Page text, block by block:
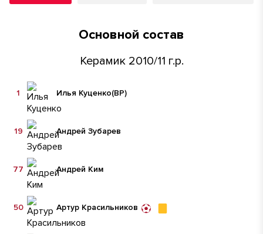
Основной состав
Керамик 2010/11 г.р.
Илья Куценко(ВР)
1
Андрей Зубарев
19
Андрей Ким
77
Артур Красильников
50